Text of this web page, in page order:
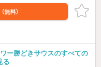
（無料）
ー勝どきサウスのすべての
る